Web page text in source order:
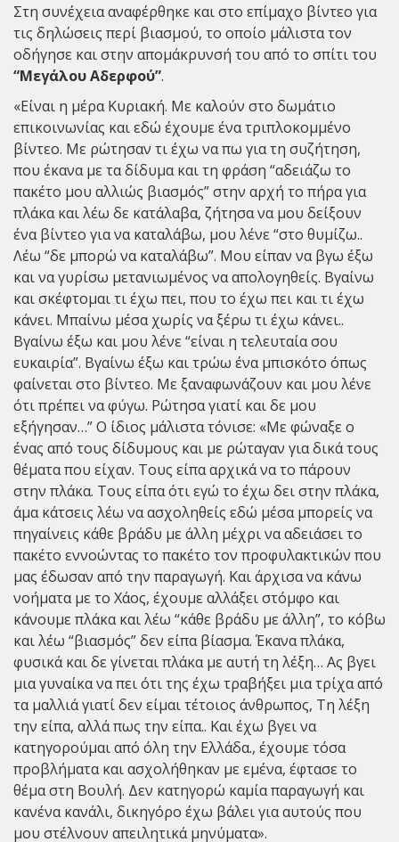
Στη συνέχεια αναφέρθηκε και στο επίμαχο βίντεο για
τις δηλώσεις περί βιασμού, το οποίο μάλιστα τον
οδήγησε και στην απομάκρυνσή του από το σπίτι του
“Μεγάλου Αδερφού”.
«Είναι η μέρα Κυριακή. Με καλούν στο δωμάτιο
επικοινωνίας και εδώ έχουμε ένα τριπλοκομμένο
βίντεο. Με ρώτησαν τι έχω να πω για τη συζήτηση,
που έκανα με τα δίδυμα και τη φράση “αδειάζω το
πακέτο μου αλλιώς βιασμός” στην αρχή το πήρα για
πλάκα και λέω δε κατάλαβα, ζήτησα να μου δείξουν
ένα βίντεο για να καταλάβω, μου λένε “στο θυμίζω..
Λέω “δε μπορώ να καταλάβω”. Μου είπαν να βγω έξω
και να γυρίσω μετανιωμένος να απολογηθείς. Βγαίνω
και σκέφτομαι τι έχω πει, που το έχω πει και τι έχω
κάνει. Μπαίνω μέσα χωρίς να ξέρω τι έχω κάνει..
Βγαίνω έξω και μου λένε “είναι η τελευταία σου
ευκαιρία”. Βγαίνω έξω και τρώω ένα μπισκότο όπως
φαίνεται στο βίντεο. Με ξαναφωνάζουν και μου λένε
ότι πρέπει να φύγω. Ρώτησα γιατί και δε μου
εξήγησαν…” Ο ίδιος μάλιστα τόνισε: «Με φώναξε ο
ένας από τους δίδυμους και με ρώταγαν για δικά τους
θέματα που είχαν. Τους είπα αρχικά να το πάρουν
στην πλάκα. Τους είπα ότι εγώ το έχω δει στην πλάκα,
άμα κάτσεις λέω να ασχοληθείς εδώ μέσα μπορείς να
πηγαίνεις κάθε βράδυ με άλλη μέχρι να αδειάσει το
πακέτο εννοώντας το πακέτο τον προφυλακτικών που
μας έδωσαν από την παραγωγή. Και άρχισα να κάνω
νοήματα με το Χάος, έχουμε αλλάξει στόμφο και
κάνουμε πλάκα και λέω “κάθε βράδυ με άλλη”, το κόβω
και λέω “βιασμός” δεν είπα βίασμα. Έκανα πλάκα,
φυσικά και δε γίνεται πλάκα με αυτή τη λέξη… Ας βγει
μια γυναίκα να πει ότι της έχω τραβήξει μια τρίχα από
τα μαλλιά γιατί δεν είμαι τέτοιος άνθρωπος, Τη λέξη
την είπα, αλλά πως την είπα.. Και έχω βγει να
κατηγορούμαι από όλη την Ελλάδα., έχουμε τόσα
προβλήματα και ασχολήθηκαν με εμένα, έφτασε το
θέμα στη Βουλή. Δεν κατηγορώ καμία παραγωγή και
κανένα κανάλι, δικηγόρο έχω βάλει για αυτούς που
μου στέλνουν απειλητικά μηνύματα».